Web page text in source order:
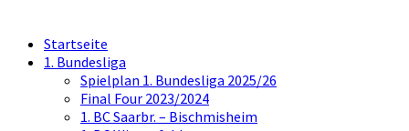
Startseite
1. Bundesliga
Spielplan 1. Bundesliga 2025/26
Final Four 2023/2024
1. BC Saarbr. – Bischmisheim